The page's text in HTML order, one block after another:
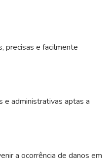
precisas e facilmente
e administrativas aptas a
a ocorrência de danos em